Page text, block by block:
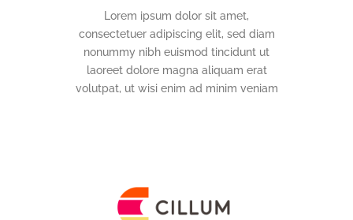
Lorem ipsum dolor sit amet,
consectetuer adipiscing elit, sed diam
nonummy nibh euismod tincidunt ut
laoreet dolore magna aliquam erat
volutpat, ut wisi enim ad minim veniam